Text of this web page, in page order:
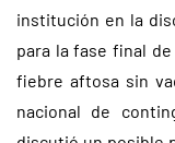
institución en la
para la fase final
fiebre aftosa sin
nacional de